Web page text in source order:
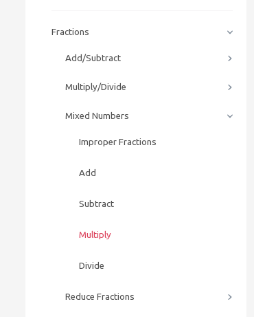
Fractions
Add/Subtract
Multiply/Divide
Mixed Numbers
Improper Fractions
Add
Subtract
Multiply
Divide
Reduce Fractions